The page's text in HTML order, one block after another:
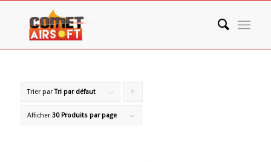
Trier parTri par défaut
Afficher30 Produits par page